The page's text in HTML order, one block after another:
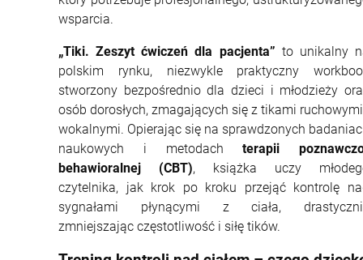
wsparcia.
„Tiki. Zeszyt ćwiczeń dla pacjenta” to unikalny
polskim rynku, niezwykle praktyczny
stworzony bezpośrednio dla dzieci i młodzieży
osób dorosłych, zmagających się z tikami
wokalnymi. Opierając się na sprawdzonych
naukowych i metodachterapii
behawioralnej (CBT), książka uczy
czytelnika, jak krok po kroku przejąć kontrolę
sygnałami płynącymi z ciała,
zmniejszając częstotliwość i siłę tików.